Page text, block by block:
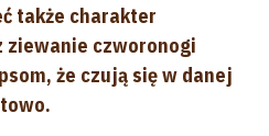
także charakter
ziewanie czworonogi
że czują się w danej